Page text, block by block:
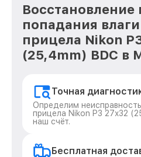
Восстановление
попадания
прицела Nikon
(25,4mm) BDC в
Точная
Определим
прицела Nikon P3 27x32
наш счёт.
Бесплатная